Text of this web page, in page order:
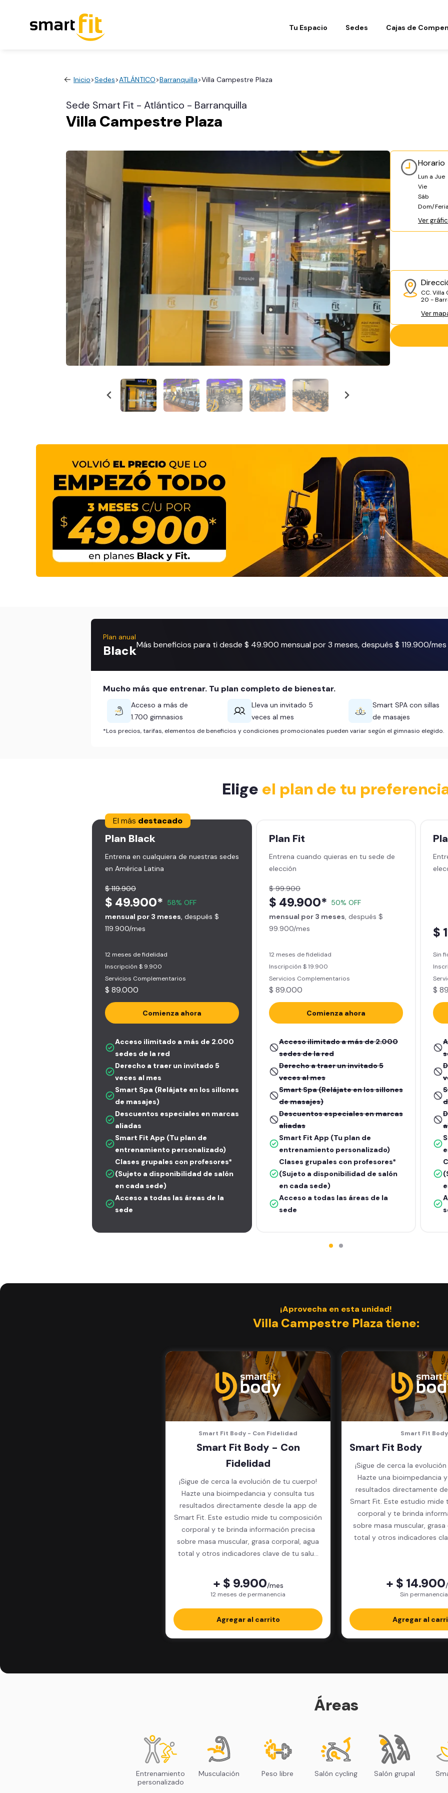
Tu Espacio Sedes Cajas de
Inicio>Sedes>ATLÁNTICO>Barranquilla>Villa Campestre Plaza
Sede Smart Fit - Atlántico - Barranquilla
Villa Campestre Plaza
Horario
Lun a Jue
Vie
Sáb
Dom/
Ver
CC. Villa
20 -
Ver
Plan anual
BlackMás beneficios para ti desde $ 49.900 mensual por 3 meses, después $ 119.900/mes
Mucho más que entrenar. Tu plan completo de bienestar.
Acceso a más de
1.700 gimnasios
Lleva un invitado 5
veces al mes
Smart SPA con sillas
de masajes
*Los precios, tarifas, elementos de beneficios y condiciones promocionales pueden variar según el gimnasio elegido.
Elige el plan de tu
El más destacado
Plan Black
Entrena en cualquiera de nuestras sedes
en América Latina
$ 119.900
$ 49.900* 58% OFF
mensual por 3 meses, después $
119.900/mes
12 meses de fidelidad
Inscripción $ 9.900
Servicios Complementarios
$ 89.000
Comienza ahora
Acceso ilimitado a más de 2.000
sedes de la red
Derecho a traer un invitado 5
veces al mes
Smart Spa (Relájate en los sillones
de masajes)
Descuentos especiales en marcas
aliadas
Smart Fit App (Tu plan de
entrenamiento personalizado)
Clases grupales con profesores*
(Sujeto a disponibilidad de salón
en cada sede)
Acceso a todas las áreas de la
sede
Plan Fit
Entrena cuando quieras en tu sede de
elección
$ 99.900
$ 49.900* 50% OFF
mensual por 3 meses, después $
99.900/mes
12 meses de fidelidad
Inscripción $ 19.900
Servicios Complementarios
$ 89.000
Comienza ahora
Acceso ilimitado a más de 2.000
sedes de la red
Derecho a traer un invitado 5
veces al mes
Smart Spa (Relájate en los sillones
de masajes)
Descuentos especiales en marcas
aliadas
Smart Fit App (Tu plan de
entrenamiento personalizado)
Clases grupales con profesores*
(Sujeto a disponibilidad de salón
en cada sede)
Acceso a todas las áreas de la
sede
$
Sin
$
¡Aprovecha en esta unidad!
Villa Campestre Plaza tiene:
Smart Fit Body - Con Fidelidad
Smart Fit Body - Con
Fidelidad
¡Sigue de cerca la evolución de tu cuerpo!
Hazte una bioimpedancia y consulta tus
resultados directamente desde la app de
Smart Fit. Este estudio mide tu composición
corporal y te brinda información precisa
sobre masa muscular, grasa corporal, agua
total y otros indicadores clave de tu salud
+ $ 9.900/mes
12 meses de permanencia
Agregar al carrito
Smart Fit Body
Smart Fit Body
¡Sigue de cerca la
Hazte una bioimpedancia
resultados directamente
Smart Fit. Este estudio mide
corporal y te brinda
sobre masa muscular,
total y otros indicadores
+ $ 14.900
Sin permanencia
Agregar al
Áreas
Entrenamiento
personalizado
Musculación Peso libre Salón cycling Salón grupal